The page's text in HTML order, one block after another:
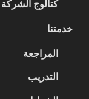
كتالوج الشركة
خدمتنا
المراجعة
التدريب